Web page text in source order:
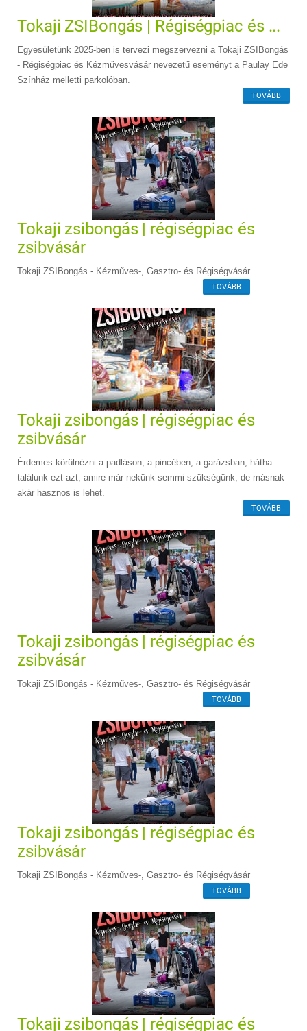
Tokaji ZSIBongás | Régiségpiac és ...
Egyesületünk 2025-ben is tervezi megszervezni a Tokaji ZSIBongás
- Régiségpiac és Kézművesvásár nevezetű eseményt a Paulay Ede
Színház melletti parkolóban.
TOVÁBB
Tokaji zsibongás | régiségpiac és
zsibvásár
Tokaji ZSIBongás - Kézműves-, Gasztro- és Régiségvásár
TOVÁBB
Tokaji zsibongás | régiségpiac és
zsibvásár
Érdemes körülnézni a padláson, a pincében, a garázsban, hátha
találunk ezt-azt, amire már nekünk semmi szükségünk, de másnak
akár hasznos is lehet.
TOVÁBB
Tokaji zsibongás | régiségpiac és
zsibvásár
Tokaji ZSIBongás - Kézműves-, Gasztro- és Régiségvásár
TOVÁBB
Tokaji zsibongás | régiségpiac és
zsibvásár
Tokaji ZSIBongás - Kézműves-, Gasztro- és Régiségvásár
TOVÁBB
Tokaji zsibongás | régiségpiac és